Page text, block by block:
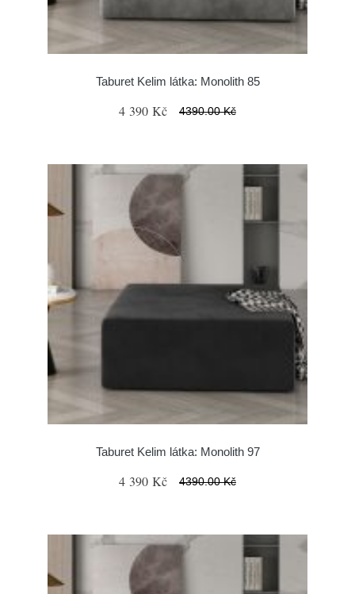
Taburet Kelim látka: Monolith 85
4 390 Kč 4390.00 Kč
Taburet Kelim látka: Monolith 97
4 390 Kč 4390.00 Kč